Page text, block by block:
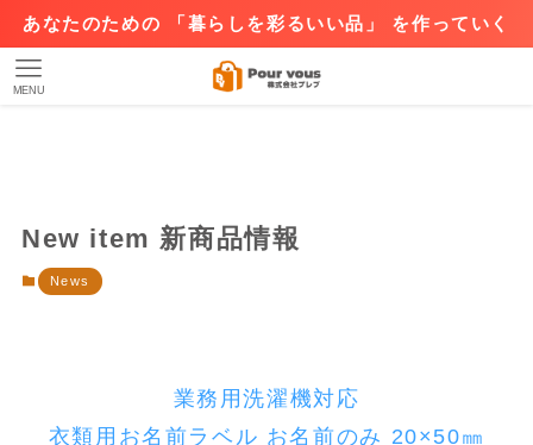
あなたのための 「暮らしを彩るいい品」 を作っていく
MENU
New item 新商品情報
News
業務用洗濯機対応
衣類用お名前ラベル お名前のみ 20×50㎜